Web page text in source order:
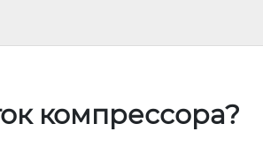
компрессора?